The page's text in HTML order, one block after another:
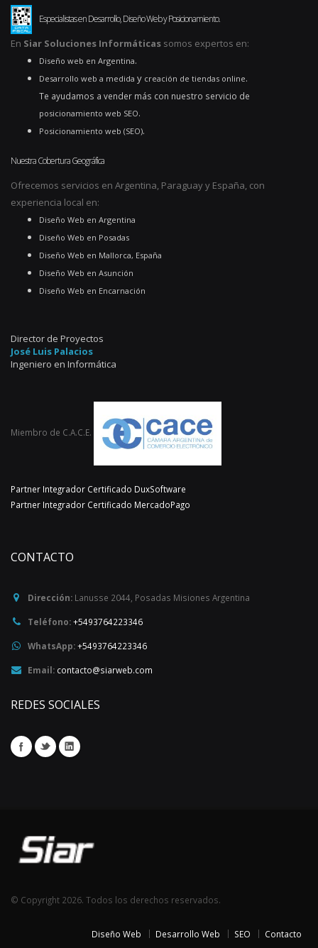
Especialistas en Desarrollo, Diseño Web y Posicionamiento.
En Siar Soluciones Informáticas somos expertos en:
Diseño web en Argentina.
Desarrollo web a medida y creación de tiendas online.
Te ayudamos a vender más con nuestro servicio de
posicionamiento web SEO.
Posicionamiento web (SEO).
Nuestra Cobertura Geográfica
Ofrecemos servicios en Argentina, Paraguay y España, con
experiencia local en:
Diseño Web en Argentina
Diseño Web en Posadas
Diseño Web en Mallorca, España
Diseño Web en Asunción
Diseño Web en Encarnación
Director de Proyectos
José Luis Palacios
Ingeniero en Informática
Miembro de C.A.C.E.
Partner Integrador Certificado DuxSoftware
Partner Integrador Certificado MercadoPago
CONTACTO
Dirección: Lanusse 2044 Posadas Misiones Argentina
Teléfono:+5493764223346
WhatsApp:+5493764223346
Email: contacto@siarweb.com
REDES SOCIALES
© Copyright 2026. Todos los derechos reservados.
Diseño Web Desarrollo Web SEO Contacto